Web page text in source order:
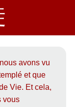
avons vu
et que
Vie. Et cela,
vous